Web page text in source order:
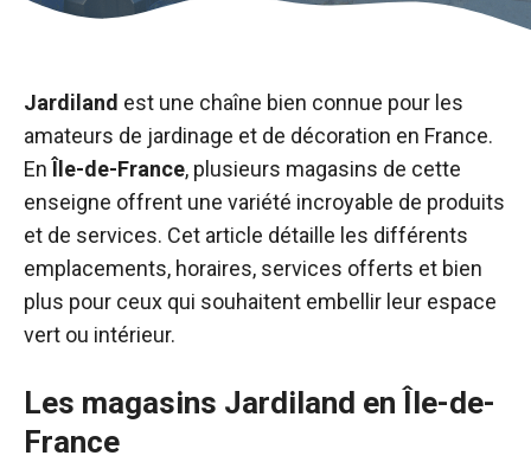
Jardiland est une chaîne bien connue pour les
amateurs de jardinage et de décoration en France.
En Île-de-France, plusieurs magasins de cette
enseigne offrent une variété incroyable de produits
et de services. Cet article détaille les différents
emplacements, horaires, services offerts et bien
plus pour ceux qui souhaitent embellir leur espace
vert ou intérieur.
Les magasins Jardiland en Île-de-
France